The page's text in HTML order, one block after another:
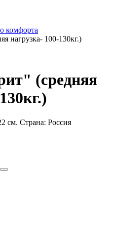
комфорта
нагрузка- 100-130кг.)
(средняя
см. Cтрана: Россия